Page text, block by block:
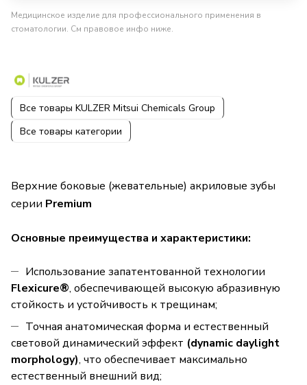
Медицинское изделие для профессионального применения в
стоматологии. См правовое инфо ниже.
Все товары KULZER Mitsui Chemicals Group
Все товары категории
Верхние боковые (жевательные) акриловые зубы
серии Premium
Основные преимущества и характеристики:
Использование запатентованной технологии
Flexicure®, обеспечивающей высокую абразивную
стойкость и устойчивость к трещинам;
Точная анатомическая форма и естественный
световой динамический эффект (dynamic daylight
morphology), что обеспечивает максимально
естественный внешний вид;